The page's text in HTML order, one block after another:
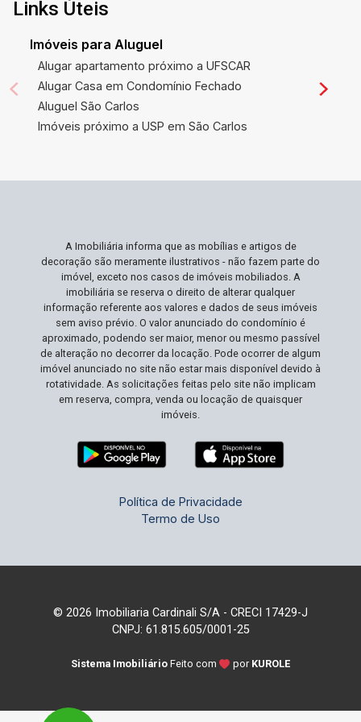
uma região de constante valorização,
investimento. Ideal Para Você Ideal para
famílias que buscam uma moradia espaçosa e
segura, com uma combinação perfeita de
conforto e lazer em ambiente privado. A
estrutura pronta e o acabamento de alta
um imóvel completo. Não Perca Esta
chance de proporcionar a você e sua família a
qualidade de vida que merecem em um dos
melhores bairros de São Carlos. Agende sua
visita e desfrute de um novo estilo de vida no
Residencial Eldorado!
Links Úteis
Imóveis para Aluguel
Alugar apartamento próximo a UFSCAR
Alugar Casa em Condomínio Fechado
Aluguel São Carlos
Imóveis próximo a USP em São Carlos
A Imobiliária informa que as mobílias e artigos de
decoração são meramente ilustrativos - não fazem parte do
imóvel, exceto nos casos de imóveis mobiliados. A
imobiliária se reserva o direito de alterar qualquer
informação referente aos valores e dados de seus imóveis
sem aviso prévio. O valor anunciado do condomínio é
aproximado, podendo ser maior, menor ou mesmo passível
de alteração no decorrer da locação. Pode ocorrer de algum
imóvel anunciado no site não estar mais disponível devido à
rotatividade. As solicitações feitas pelo site não implicam
em reserva, compra, venda ou locação de quaisquer
imóveis.
Política de Privacidade
Termo de Uso
© 2026 Imobiliaria Cardinali S/A - CRECI 17429-J
CNPJ: 61.815.605/0001-25
Sistema Imobiliário Feito com por KUROLE